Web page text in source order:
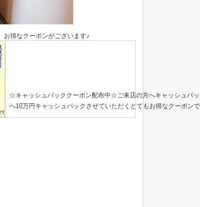
お得なクーポンがございます♪
☆キャッシュバッククーポン配布中☆ご来店の方へキャッシュバ